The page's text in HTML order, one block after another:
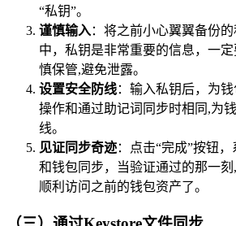
“私钥”。
谨慎输入：将之前小心翼翼备份
中，私钥是非常重要的信息，一
慎保管,避免泄露。
设置安全防线：输入私钥后，为
操作和通过助记词同步时相同,为
线。
见证同步奇迹：点击“完成”按钮
和钱包同步，当验证通过的那一
顺利访问之前的钱包资产了。